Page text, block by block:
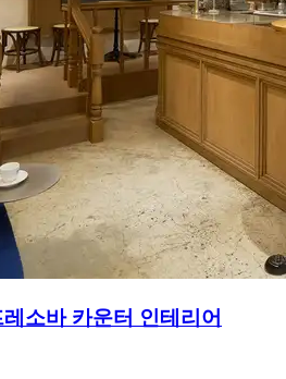
소바 카운터 인테리어